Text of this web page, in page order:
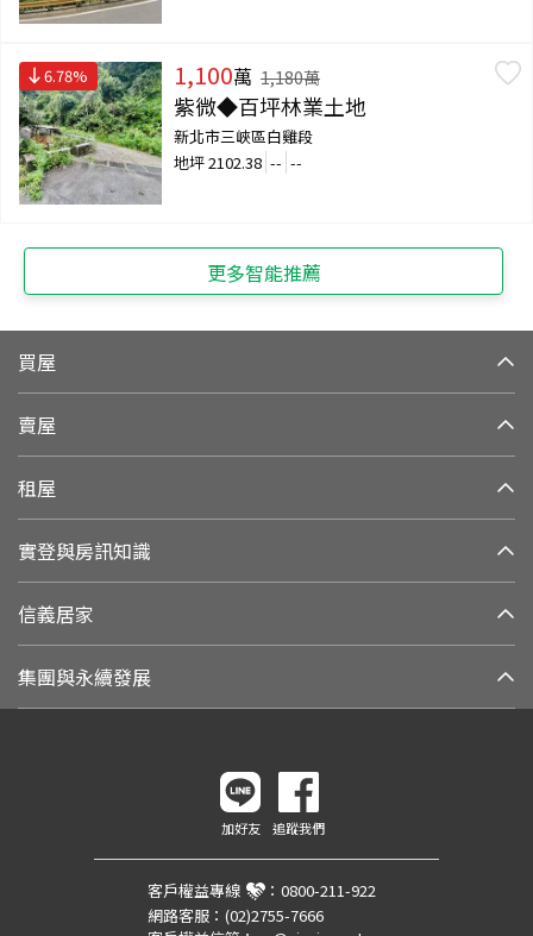
6.78% 1,100萬 1,180萬
紫微◆百坪林業土地
新北市三峽區白雞段
地坪2102.38 -- --
更多智能推薦
買屋
賣屋
租屋
實登與房訊知識
信義居家
集團與永續發展
加好友 追蹤我們
客戶權益專線 ： 0800-211-922
網路客服： (02)2755-7666